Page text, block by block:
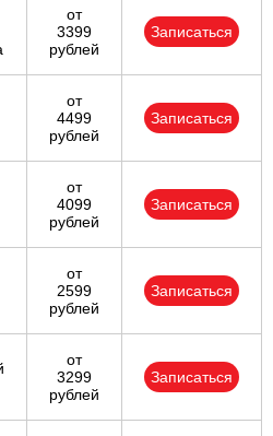
от
3399
рублей
Записаться
от
4499
рублей
Записаться
от
4099
рублей
Записаться
от
2599
рублей
Записаться
от
3299
рублей
Записаться